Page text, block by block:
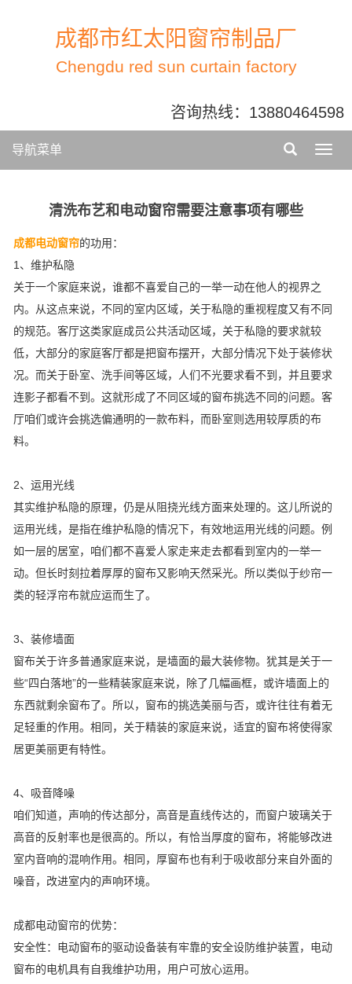
成都市红太阳窗帘制品厂
Chengdu red sun curtain factory
咨询热线： 13880464598
导航菜单
清洗布艺和电动窗帘需要注意事项有哪些
成都电动窗帘的功用：
1、维护私隐
关于一个家庭来说，谁都不喜爱自己的一举一动在他人的视界之
内。从这点来说，不同的室内区域，关于私隐的重视程度又有不同
的规范。客厅这类家庭成员公共活动区域，关于私隐的要求就较
低，大部分的家庭客厅都是把窗布摆开，大部分情况下处于装修状
况。而关于卧室、洗手间等区域，人们不光要求看不到，并且要求
连影子都看不到。这就形成了不同区域的窗布挑选不同的问题。客
厅咱们或许会挑选偏通明的一款布料，而卧室则选用较厚质的布
料。
2、运用光线
其实维护私隐的原理，仍是从阻挠光线方面来处理的。这儿所说的
运用光线，是指在维护私隐的情况下，有效地运用光线的问题。例
如一层的居室，咱们都不喜爱人家走来走去都看到室内的一举一
动。但长时刻拉着厚厚的窗布又影响天然采光。所以类似于纱帘一
类的轻浮帘布就应运而生了。
3、装修墙面
窗布关于许多普通家庭来说，是墙面的最大装修物。犹其是关于一
些“四白落地”的一些精装家庭来说，除了几幅画框，或许墙面上的
东西就剩余窗布了。所以，窗布的挑选美丽与否，或许往往有着无
足轻重的作用。相同，关于精装的家庭来说，适宜的窗布将使得家
居更美丽更有特性。
4、吸音降噪
咱们知道，声响的传达部分，高音是直线传达的，而窗户玻璃关于
高音的反射率也是很高的。所以，有恰当厚度的窗布，将能够改进
室内音响的混响作用。相同，厚窗布也有利于吸收部分来自外面的
噪音，改进室内的声响环境。
成都电动窗帘的优势：
安全性：电动窗布的驱动设备装有牢靠的安全设防维护装置，电动
窗布的电机具有自我维护功用，用户可放心运用。